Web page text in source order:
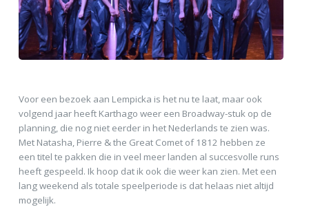
Voor een bezoek aan Lempicka is het nu te laat, maar ook
volgend jaar heeft Karthago weer een Broadway-stuk op de
planning, die nog niet eerder in het Nederlands te zien was.
Met Natasha, Pierre & the Great Comet of 1812 hebben ze
een titel te pakken die in veel meer landen al succesvolle runs
heeft gespeeld. Ik hoop dat ik ook die weer kan zien. Met een
lang weekend als totale speelperiode is dat helaas niet altijd
mogelijk.